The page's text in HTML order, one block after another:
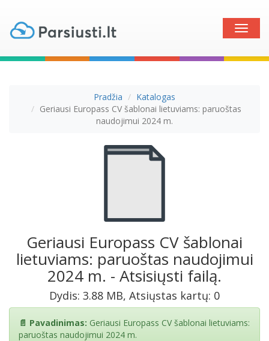
Toggle
Pradžia
Katalogas
Geriausi Europass CV šablonai lietuviams: paruoštas
naudojimui 2024 m.
Geriausi Europass CV šablonai
lietuviams: paruoštas naudojimui
2024 m. - Atsisiųsti failą.
Dydis: 3.88 MB, Atsiųstas kartų: 0
📄 Pavadinimas: Geriausi Europass CV šablonai lietuviams:
paruoštas naudojimui 2024 m.